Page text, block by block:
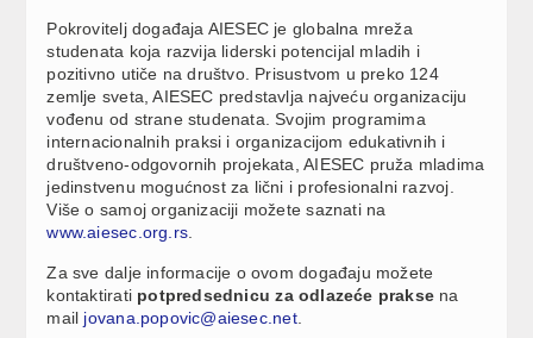
Pokrovitelj događaja AIESEC je globalna mreža
studenata koja razvija liderski potencijal mladih i
pozitivno utiče na društvo. Prisustvom u preko 124
zemlje sveta, AIESEC predstavlja najveću organizaciju
vođenu od strane studenata. Svojim programima
internacionalnih praksi i organizacijom edukativnih i
društveno-odgovornih projekata, AIESEC pruža mladima
jedinstvenu mogućnost za lični i profesionalni razvoj.
Više o samoj organizaciji možete saznati na
www.aiesec.org.rs.
Za sve dalje informacije o ovom događaju možete
kontaktirati potpredsednicu za odlazeće prakse na
mail jovana.popovic@aiesec.net.